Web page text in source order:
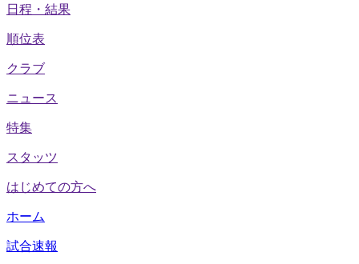
日程・結果
順位表
クラブ
ニュース
特集
スタッツ
はじめての方へ
ホーム
試合速報